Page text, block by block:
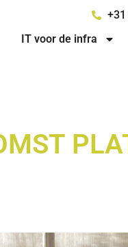
IT voor de infra